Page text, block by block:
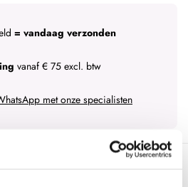
= vandaag verzonden
vanaf € 75 excl. btw
met onze specialisten